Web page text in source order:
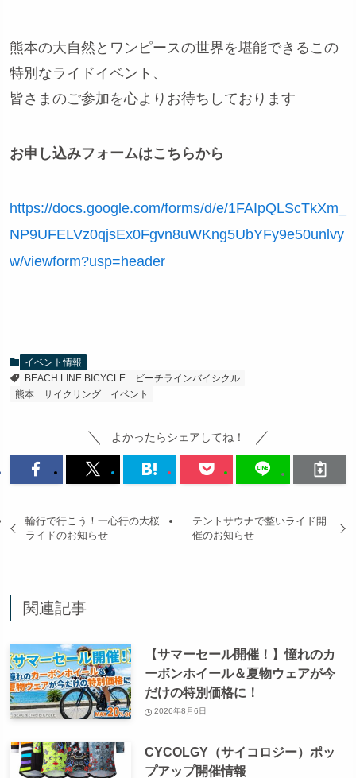
熊本の大自然とワンピースの世界を堪能できるこの
特別なライドイベント、
皆さまのご参加を心よりお待ちしております
お申し込みフォームはこちらから
https://docs.google.com/forms/d/e/1FAIpQLScTkXm_
NP9UFELVz0qjsEx0Fgvn8uWKng5UbYFy9e50unlvy
w/viewform?usp=header
イベント情報
BEACH LINE BICYCLE
ビーチラインバイシクル
熊本 サイクリング イベント
よかったらシェアしてね！
輪行で行こう！一心行の大桜
ライドのお知らせ
テントサウナで整いライド開
催のお知らせ
関連記事
【サマーセール開催！】憧れのカ
ーボンホイール＆夏物ウェアが今
だけの特別価格に！
2026年8月6日
CYCOLGY（サイコロジー）ポッ
プアップ開催情報